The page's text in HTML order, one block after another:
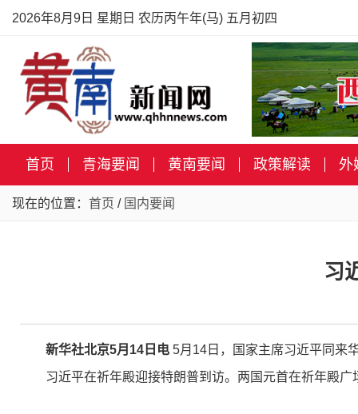
2026年8月9日 星期日 农历丙午年(马) 五月初四
首页 青海要闻 黄南要闻 政策解读 外
现在的位置： 首页 / 国内要闻
习
新华社北京5月14日电 5月14日，国家主席习近平同来
习近平在祈年殿迎接特朗普到访。两国元首在祈年殿